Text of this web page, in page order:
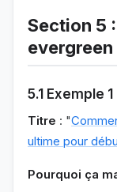
Section 5
evergreen
5.1 Exemple
Titre : "
ultime pour
Pourquoi ça